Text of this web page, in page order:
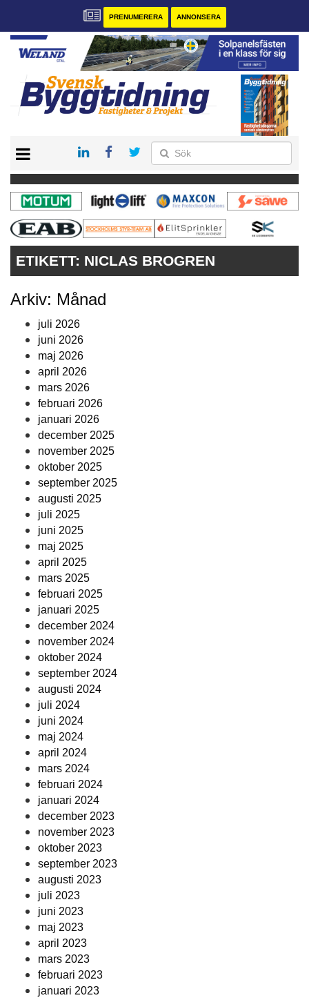
PRENUMERERA ANNONSERA
PRENUMERERA
VÅRA ANDRA MAGASIN
ANNONSERA
KONTAKT
ETIKETT: NICLAS BROGREN
Arkiv: Månad
juli 2026
juni 2026
maj 2026
april 2026
mars 2026
februari 2026
januari 2026
december 2025
november 2025
oktober 2025
september 2025
augusti 2025
juli 2025
juni 2025
maj 2025
april 2025
mars 2025
februari 2025
januari 2025
december 2024
november 2024
oktober 2024
september 2024
augusti 2024
juli 2024
juni 2024
maj 2024
april 2024
mars 2024
februari 2024
januari 2024
december 2023
november 2023
oktober 2023
september 2023
augusti 2023
juli 2023
juni 2023
maj 2023
april 2023
mars 2023
februari 2023
januari 2023